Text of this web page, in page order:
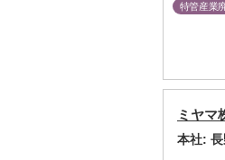
特管産業
ミヤマ
本社: